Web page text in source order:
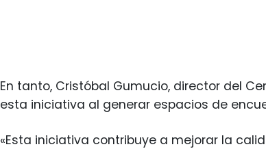
En tanto, Cristóbal Gumucio, director del
esta iniciativa al generar espacios de
«Esta iniciativa contribuye a mejorar la